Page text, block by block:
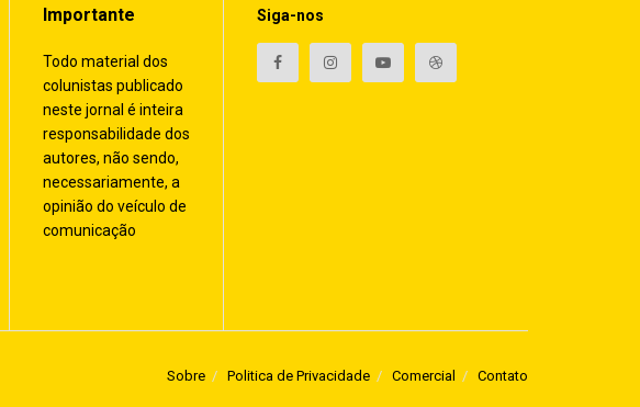
Importante
Todo material dos
colunistas publicado
neste jornal é inteira
responsabilidade dos
autores, não sendo,
necessariamente, a
opinião do veículo de
comunicação
Siga-nos
Sobre Politica de Privacidade Comercial Contato